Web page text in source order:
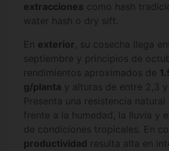
extracciones como hash
water hash o dry sift.
En exterior, su cosecha llega
septiembre y principios de
rendimientos aproximados de
g/planta y alturas de entre 2,3
Presenta una resistencia natural
frente a la humedad, la lluvia y
de condiciones tropicales. En
productividad resulta alta en